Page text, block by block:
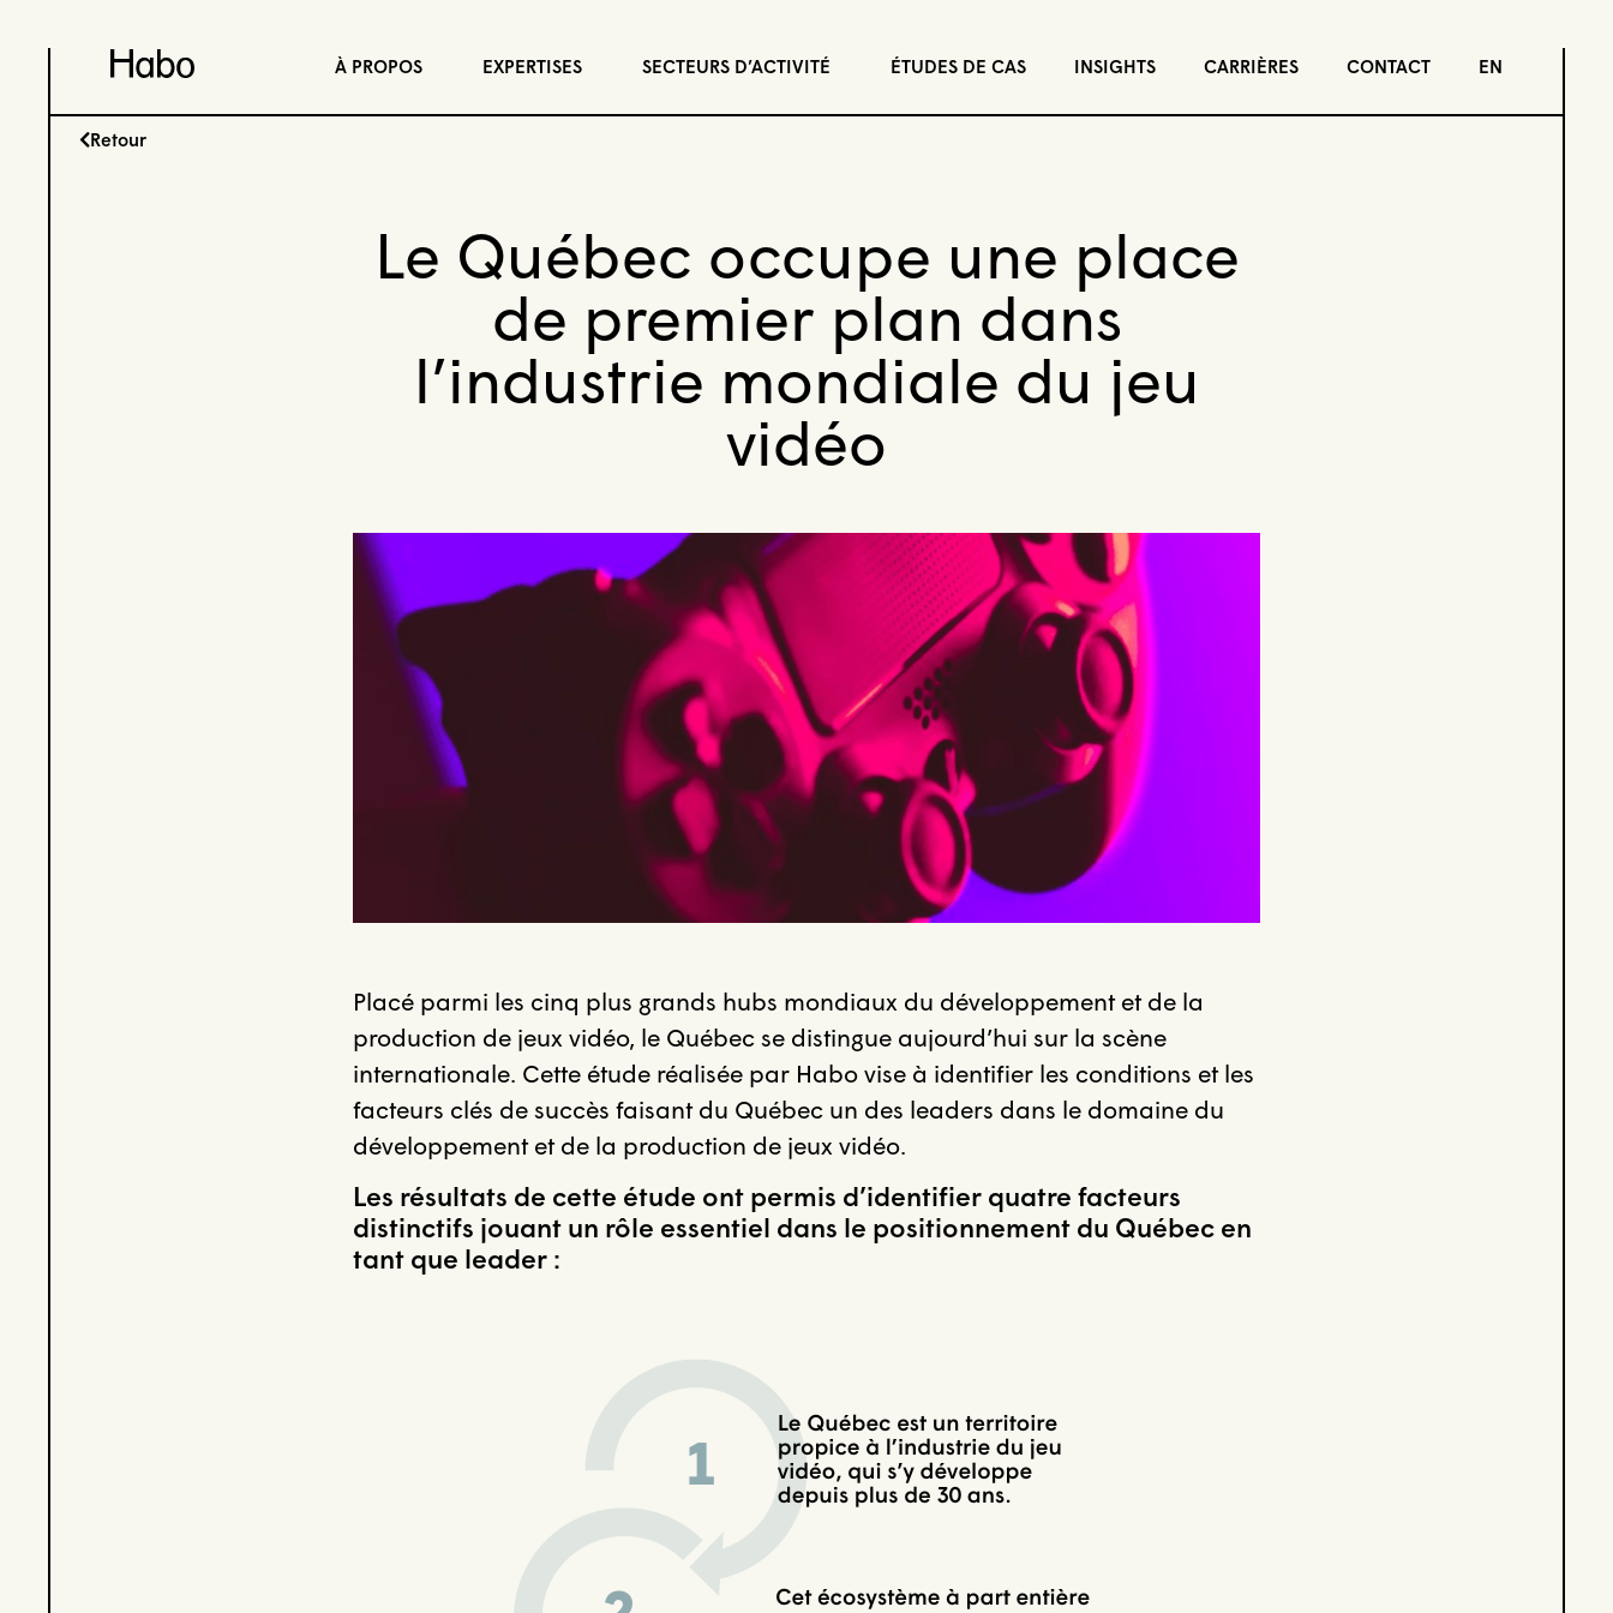
À PROPOS EXPERTISES SECTEURS D’ACTIVITÉ ÉTUDES DE CAS INSIGHTS CARRIÈRES CONTACT EN
Retour
Le Québec occupe une place
de premier plan dans
l’industrie mondiale du jeu
vidéo
Placé parmi les cinq plus grands hubs mondiaux du développement et de la
production de jeux vidéo, le Québec se distingue aujourd’hui sur la scène
internationale. Cette étude réalisée par Habo vise à identifier les conditions et les
facteurs clés de succès faisant du Québec un des leaders dans le domaine du
développement et de la production de jeux vidéo.
Les résultats de cette étude ont permis d’identifier quatre facteurs
distinctifs jouant un rôle essentiel dans le positionnement du Québec en
tant que leader :